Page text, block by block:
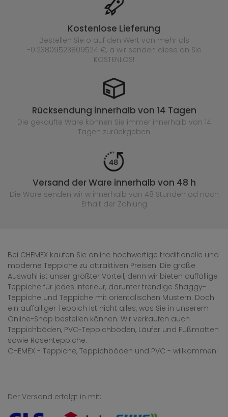
Kostenlose Lieferung
Bestellen Sie o auf den Wert von mehr als
-0.23809523809524 €, a wir senden diese an Sie
KOSTENLOS!
Rücksendung innerhalb von 14 Tagen
Die gekaufte Ware können Sie immer innerhalb von 14
Tagen zurückgeben
Versand der Ware innerhalb von 48 h
Die Ware senden wir w innerhalb von 48 Stunden od nach
Erhalt der Zahlung
Bei CHEMEX kaufen Sie online hochwertige traditionelle und
moderne Teppiche zu attraktiven Preisen. Die große
Auswahl ist unser größter Vorteil, denn wir bieten auffällige
Teppiche für jedes Interieur, darunter trendige Shaggy-
Teppiche und Teppiche mit orientalischen Mustern. Doch
ein auffälliger Teppich ist nicht alles, was Sie in unserem
Online-Shop bestellen können. Wir verkaufen auch
Teppichböden, PVC-Teppichböden, Läufer und Fußmatten
sowie Rasenteppiche.
CHEMEX - Teppiche, Teppichböden und PVC - willkommen!
Der Versand erfolgt in mit: